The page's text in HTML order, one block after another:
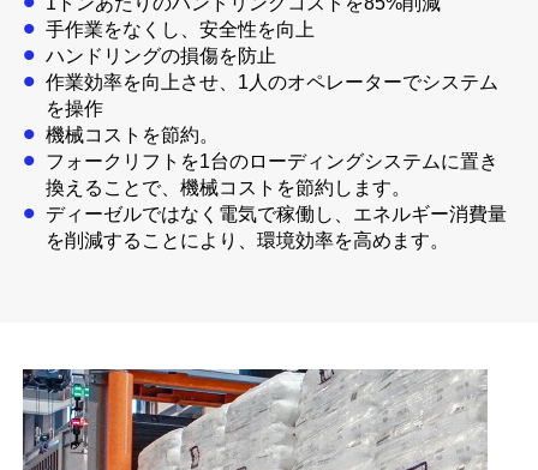
手作業をなくし、安全性を向上
ハンドリングの損傷を防止
作業効率を向上させ、1人のオペレーターでシステム
を操作
機械コストを節約。
フォークリフトを1台のローディングシステムに置き
換えることで、機械コストを節約します。
ディーゼルではなく電気で稼働し、エネルギー消費量
を削減することにより、環境効率を高めます。